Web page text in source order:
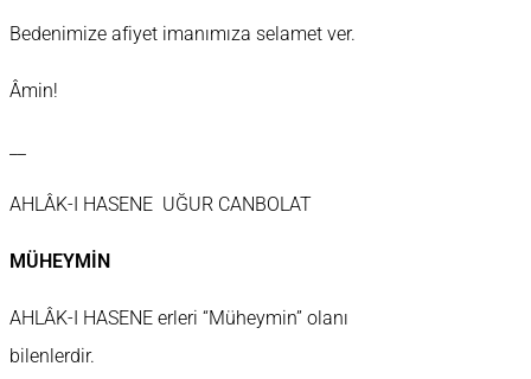
Bedenimize afiyet imanımıza selamet ver.
Âmin!
AHLÂK-I HASENE UĞUR CANBOLAT
MÜHEYMİN
AHLÂK-I HASENE erleri “Müheymin” olanı
bilenlerdir.